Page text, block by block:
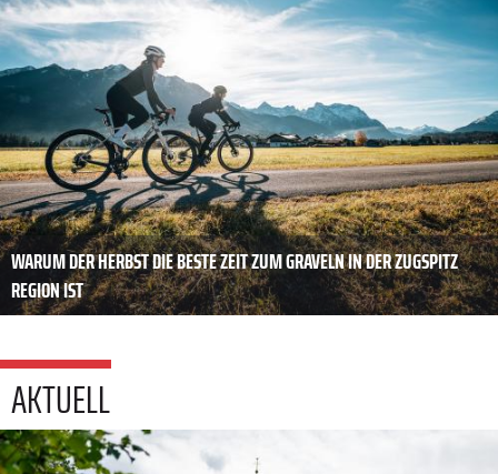
WARUM DER HERBST DIE BESTE ZEIT ZUM GRAVELN IN DER ZUGSPITZ
REGION IST
AKTUELL